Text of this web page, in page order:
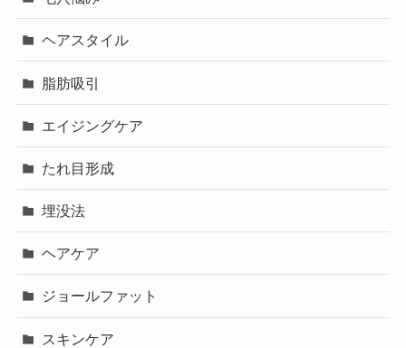
ヘアスタイル
脂肪吸引
エイジングケア
たれ目形成
埋没法
ヘアケア
ジョールファット
スキンケア